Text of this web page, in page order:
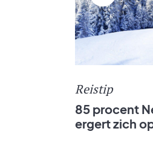
Reistip
85 procent
ergert zich